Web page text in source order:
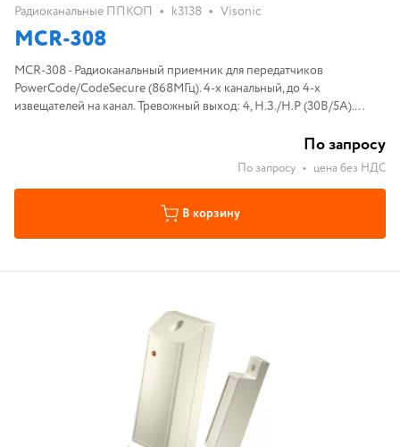
Радиоканальные ППКОП • k3138 • Visonic
MCR-308
MCR-308 - Радиоканальный приемник для передатчиков
PowerCode/CodeSecure (868МГц). 4-х канальный, до 4-х
извещателей на канал. Тревожный выход: 4, Н.З./Н.Р (30В/5А).
По запросу
По запросу • цена без НДС
В корзину